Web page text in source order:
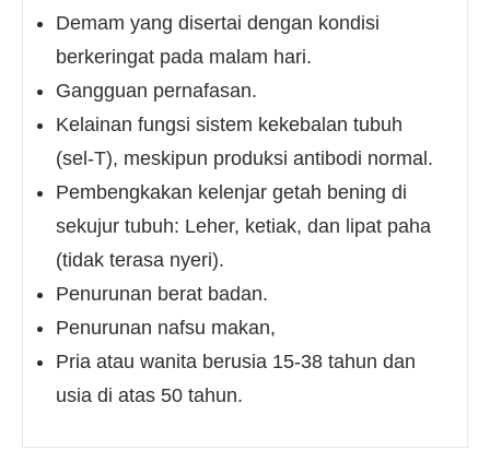
Demam yang disertai dengan kondisi
berkeringat pada malam hari.
Gangguan pernafasan.
Kelainan fungsi sistem kekebalan tubuh
(sel-T), meskipun produksi antibodi normal.
Pembengkakan kelenjar getah bening di
sekujur tubuh: Leher, ketiak, dan lipat paha
(tidak terasa nyeri).
Penurunan berat badan.
Penurunan nafsu makan,
Pria atau wanita berusia 15-38 tahun dan
usia di atas 50 tahun.